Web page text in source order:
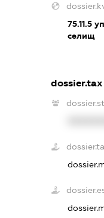
75.11.5
селищ
dossier.tax